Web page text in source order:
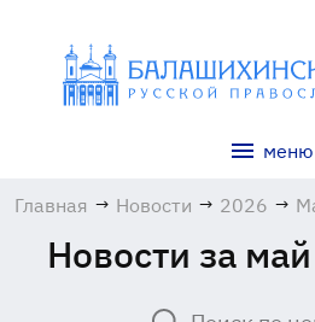
меню
Главная → Новости → 2026 →
Новости за